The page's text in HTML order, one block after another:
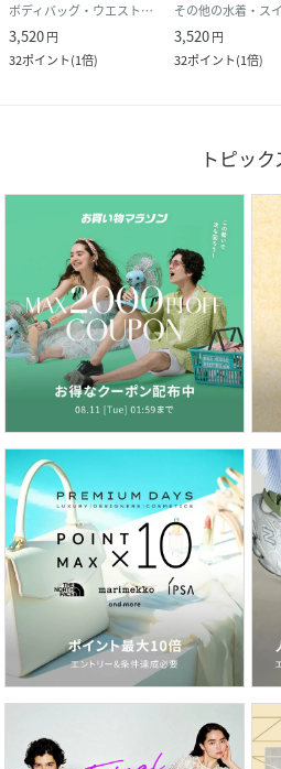
ボディバッグ・ウエストポーチ
3,520円
32ポイント(1倍)
3,520円
32ポイント(1倍)
トピック